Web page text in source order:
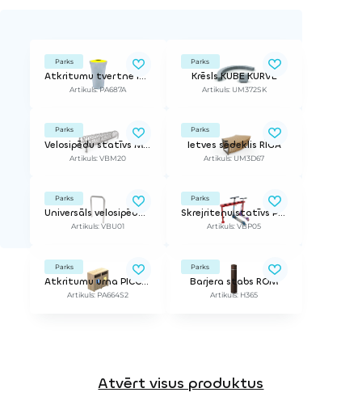
Parks
Atkritumu tvertne IRIS Y
Artikuls: PA687A
Parks
Krēsls KUBE KURVE
Artikuls: UM372SK
Parks
Velosipēdu statīvs MEY
Artikuls: VBM20
Parks
Ietves sēdeklis RĪGA
Artikuls: UM3D67
Parks
Universāls velosipēdu statīvs
Artikuls: VBU01
Parks
Skrejriteņu statīvs PATIN
Artikuls: VBP05
Parks
Atkritumu urna PICCO 2
Artikuls: PA664S2
Parks
Barjera stabs ROM
Artikuls: H365
Atvērt visus produktus